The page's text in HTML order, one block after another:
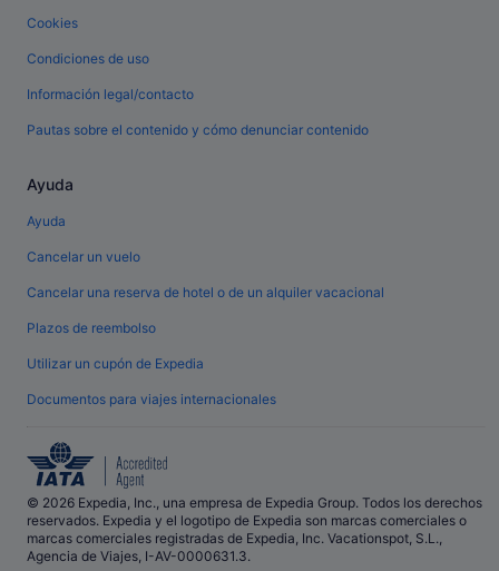
Cookies
Condiciones de uso
Información legal/contacto
Pautas sobre el contenido y cómo denunciar contenido
Ayuda
Ayuda
Cancelar un vuelo
Cancelar una reserva de hotel o de un alquiler vacacional
Plazos de reembolso
Utilizar un cupón de Expedia
Documentos para viajes internacionales
© 2026 Expedia, Inc., una empresa de Expedia Group. Todos los derechos
reservados. Expedia y el logotipo de Expedia son marcas comerciales o
marcas comerciales registradas de Expedia, Inc. Vacationspot, S.L.,
Agencia de Viajes, I-AV-0000631.3.